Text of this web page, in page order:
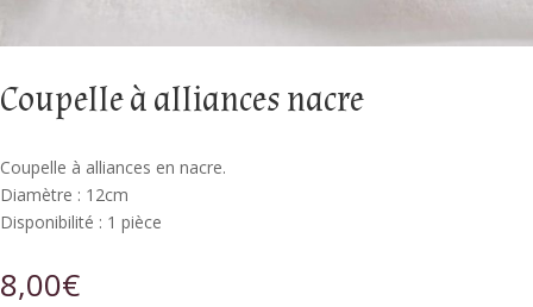
Coupelle à alliances nacre
Coupelle à alliances en nacre.
Diamètre : 12cm
Disponibilité : 1 pièce
8,00€